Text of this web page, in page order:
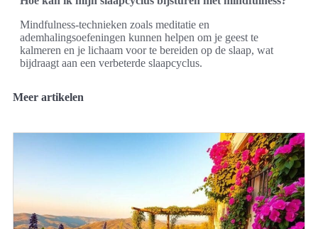
Mindfulness-technieken zoals meditatie en
ademhalingsoefeningen kunnen helpen om je geest te
kalmeren en je lichaam voor te bereiden op de slaap, wat
bijdraagt aan een verbeterde slaapcyclus.
Meer artikelen